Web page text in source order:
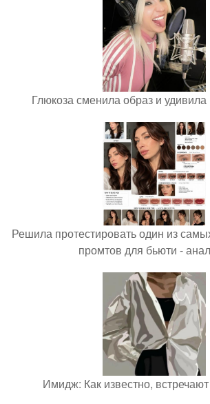
Глюкоза сменила образ и удивила
Решила протестировать один из
промтов для бьюти -
Имидж: Как известно,